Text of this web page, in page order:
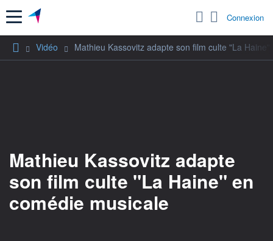
Menu Connexion
Vidéo Mathieu Kassovitz adapte son film culte "La
Mathieu Kassovitz adapte
son film culte "La Haine" en
comédie musicale